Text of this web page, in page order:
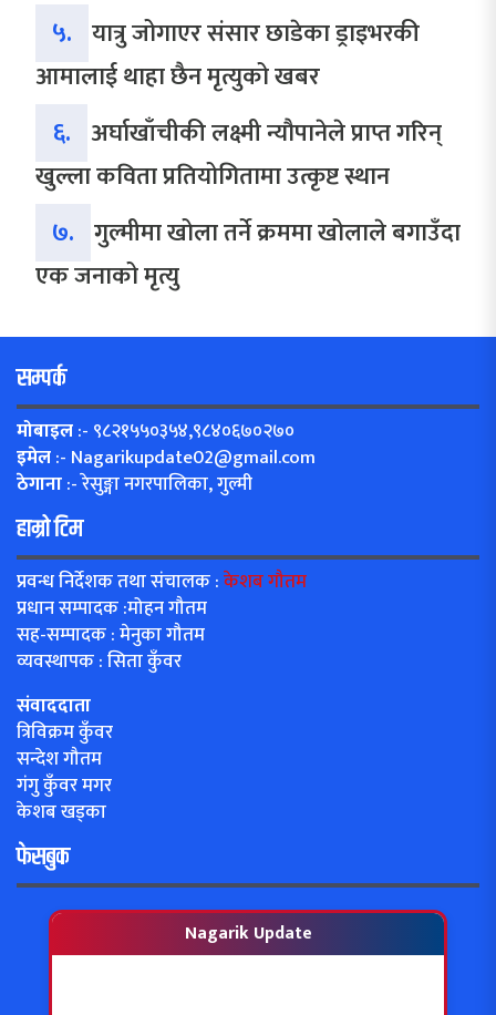
५. यात्रु जोगाएर संसार छाडेका ड्राइभरकी
आमालाई थाहा छैन मृत्युको खबर
६. अर्घाखाँचीकी लक्ष्मी न्यौपानेले प्राप्त गरिन्
खुल्ला कविता प्रतियोगितामा उत्कृष्ट स्थान
७. गुल्मीमा खोला तर्ने क्रममा खोलाले बगाउँदा
एक जनाको मृत्यु
सम्पर्क
मोबाइल:- ९८२१५५०३५४,९८४०६७०२७०
इमेल:- Nagarikupdate02@gmail.com
ठेगाना:- रेसुङ्गा नगरपालिका, गुल्मी
हाम्रो टिम
प्रवन्ध निर्देशक तथा संचालक :केशब गौतम
प्रधान सम्पादक :मोहन गौतम
सह-सम्पादक : मेनुका गौतम
व्यवस्थापक : सिता कुँवर
संवाददाता
त्रिविक्रम कुँवर
सन्देश गौतम
गंगु कुँवर मगर
केशब खड्का
फेसबुक
Nagarik Update